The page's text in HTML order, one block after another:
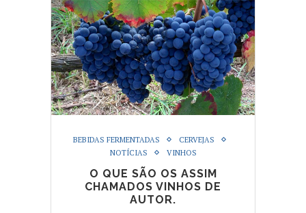
BEBIDAS FERMENTADAS
CERVEJAS
NOTÍCIAS
VINHOS
O QUE SÃO OS ASSIM
CHAMADOS VINHOS DE
AUTOR.